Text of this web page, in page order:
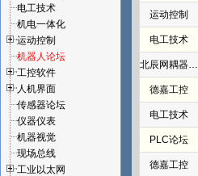
电工技术
机电一体化
运动控制
机器人论坛
工控软件
人机界面
传感器论坛
仪器仪表
机器视觉
现场总线
工业以太网
运动控制
电工技术
北辰网耦器与分布式 I/O 一体机体
德嘉工控
电工技术
PLC论坛
德嘉工控